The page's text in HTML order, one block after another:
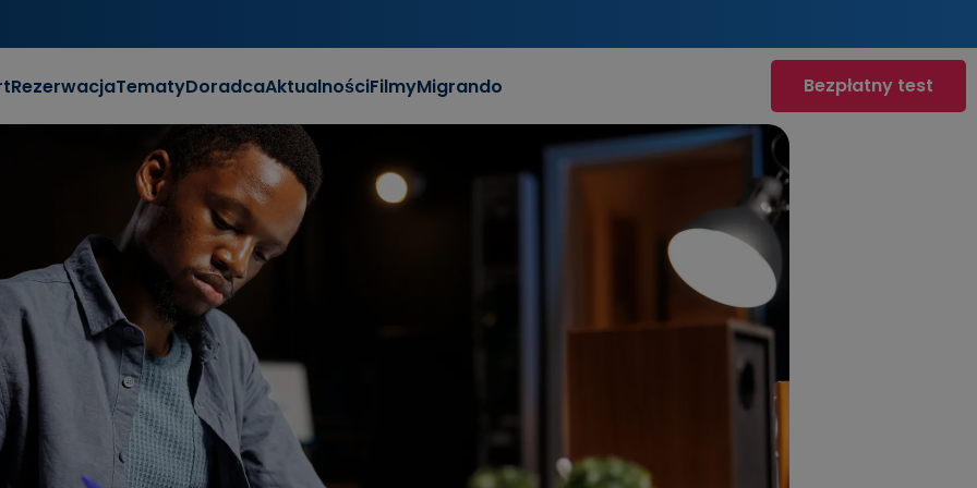
RezerwacjaTematyDoradcaAktualnościFilmyMigrando Bezpłatny test